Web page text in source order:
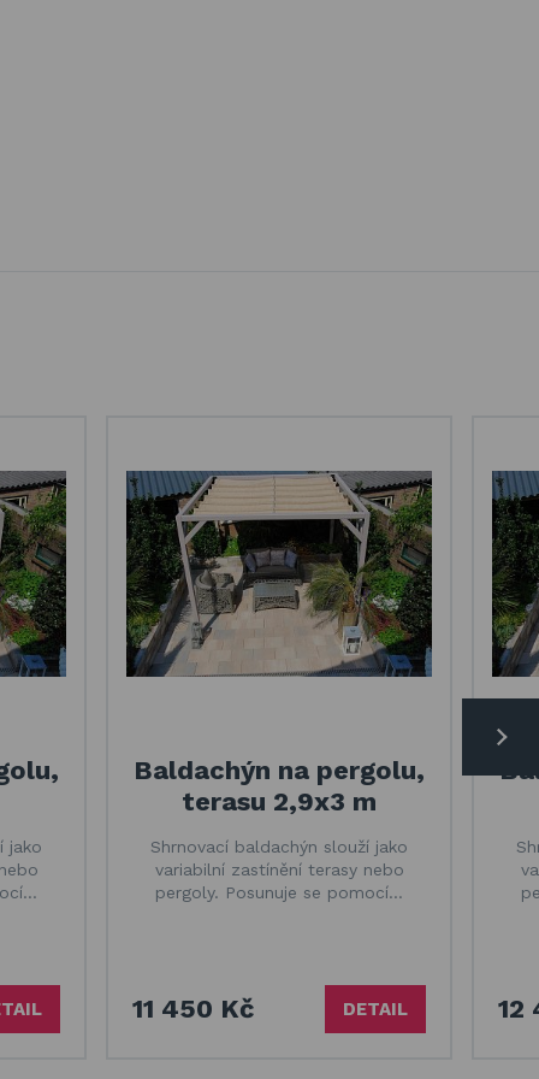
jako
Baldachýn na pergolu,
terasu 2,9x3 m
Shrnovací baldachýn slouží jako
variabilní zastínění terasy nebo
pergoly. Posunuje se pomocí…
11 450 Kč DETAIL 12